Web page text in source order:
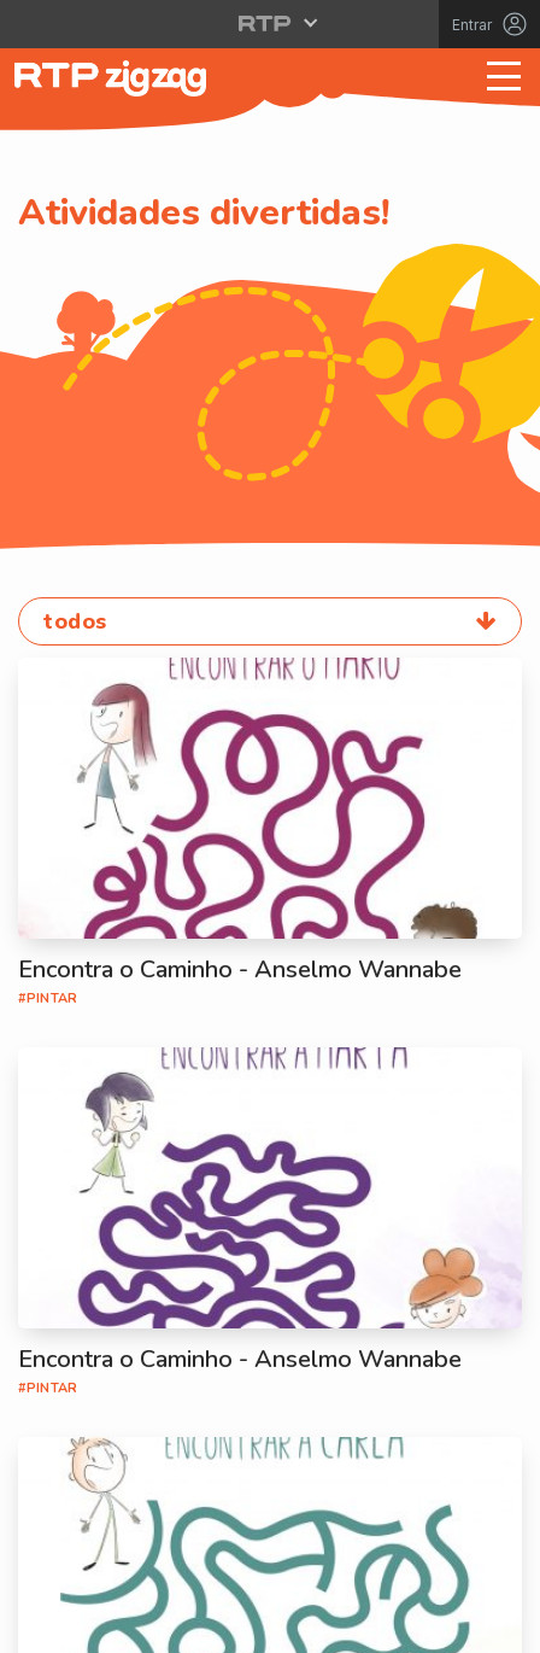
Entrar
Atividades divertidas!
todos
Encontra o Caminho - Anselmo Wannabe
#PINTAR
Encontra o Caminho - Anselmo Wannabe
#PINTAR